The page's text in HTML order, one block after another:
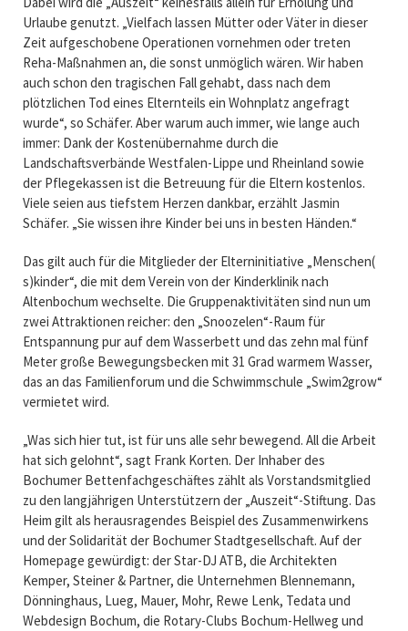
Urlaube genutzt. „Vielfach lassen Mütter oder Väter in dieser
Zeit aufgeschobene Operationen vornehmen oder treten
Reha-Maßnahmen an, die sonst unmöglich wären. Wir haben
auch schon den tragischen Fall gehabt, dass nach dem
plötzlichen Tod eines Elternteils ein Wohnplatz angefragt
wurde“, so Schäfer. Aber warum auch immer, wie lange auch
immer: Dank der Kostenübernahme durch die
Landschaftsverbände Westfalen-Lippe und Rheinland sowie
der Pflegekassen ist die Betreuung für die Eltern kostenlos.
Viele seien aus tiefstem Herzen dankbar, erzählt Jasmin
Schäfer. „Sie wissen ihre Kinder bei uns in besten Händen.“
Das gilt auch für die Mitglieder der Elterninitiative „Menschen(
s)kinder“, die mit dem Verein von der Kinderklinik nach
Altenbochum wechselte. Die Gruppenaktivitäten sind nun um
zwei Attraktionen reicher: den „Snoozelen“-Raum für
Entspannung pur auf dem Wasserbett und das zehn mal fünf
Meter große Bewegungsbecken mit 31 Grad warmem Wasser,
das an das Familienforum und die Schwimmschule „Swim2grow“
vermietet wird.
„Was sich hier tut, ist für uns alle sehr bewegend. All die Arbeit
hat sich gelohnt“, sagt Frank Korten. Der Inhaber des
Bochumer Bettenfachgeschäftes zählt als Vorstandsmitglied
zu den langjährigen Unterstützern der „Auszeit“-Stiftung. Das
Heim gilt als herausragendes Beispiel des Zusammenwirkens
und der Solidarität der Bochumer Stadtgesellschaft. Auf der
Homepage gewürdigt: der Star-DJ ATB, die Architekten
Kemper, Steiner & Partner, die Unternehmen Blennemann,
Dönninghaus, Lueg, Mauer, Mohr, Rewe Lenk, Tedata und
Webdesign Bochum, die Rotary-Clubs Bochum-Hellweg und